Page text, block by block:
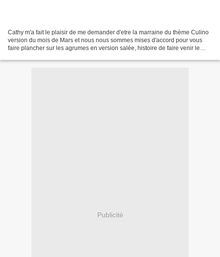
Cathy m'a fait le plaisir de me demander d'etre la marraine du thème Culino
version du mois de Mars et nous nous sommes mises d'accord pour vous
faire plancher sur les agrumes en version salée, histoire de faire venir le
Publicité